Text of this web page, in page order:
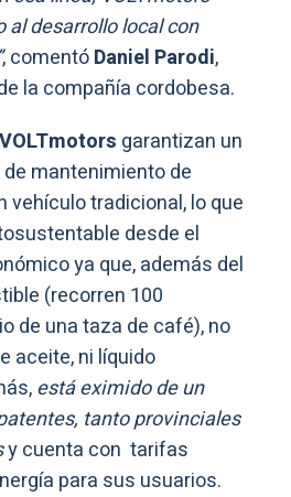
desarrollo local con
, comentóDaniel Parodi,
la compañía cordobesa.
garantizan un
mantenimiento de
vehículo tradicional, lo que
desde el
ya que, además del
(recorren 100
de una taza de café), no
aceite, ni líquido
está eximido de un
tanto provinciales
y cuenta con tarifas
para sus usuarios.